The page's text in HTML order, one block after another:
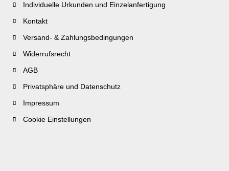
Individuelle Urkunden und Einzelanfertigung
Kontakt
Versand- & Zahlungsbedingungen
Widerrufsrecht
AGB
Privatsphäre und Datenschutz
Impressum
Cookie Einstellungen